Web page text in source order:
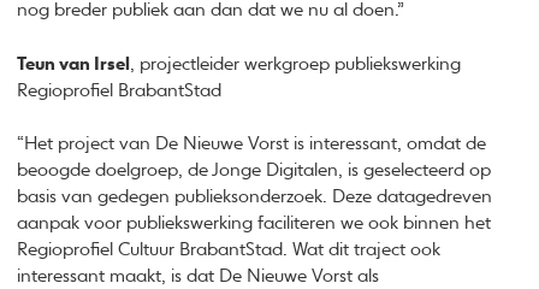
nog breder publiek aan dan dat we nu al doen.”
Teun van Irsel
, projectleider werkgroep publiekswerking
Regioprofiel BrabantStad
“Het project van De Nieuwe Vorst is interessant, omdat de
beoogde doelgroep, de Jonge Digitalen, is geselecteerd op
basis van gedegen publieksonderzoek. Deze datagedreven
aanpak voor publiekswerking faciliteren we ook binnen het
Regioprofiel Cultuur BrabantStad. Wat dit traject ook
interessant maakt, is dat De Nieuwe Vorst als